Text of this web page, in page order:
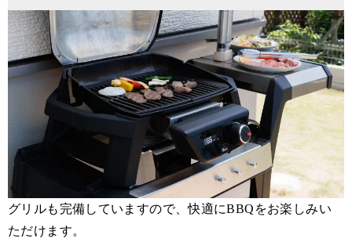
グリルも完備していますので、快適にBBQをお楽しみい
ただけます。